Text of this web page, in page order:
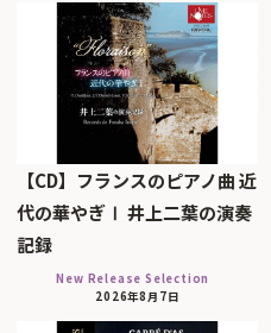
【CD】フランスのピアノ曲 近
代の華やぎⅠ 井上二葉の演奏
記録
New Release Selection
2026年8月7日